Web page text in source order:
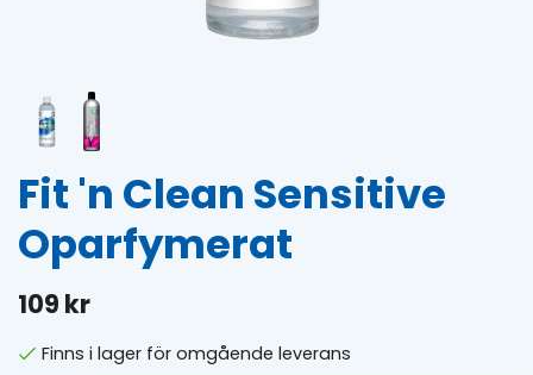
Fit 'n Clean Sensitive
Oparfymerat
109 kr
Finns i lager för omgående leverans